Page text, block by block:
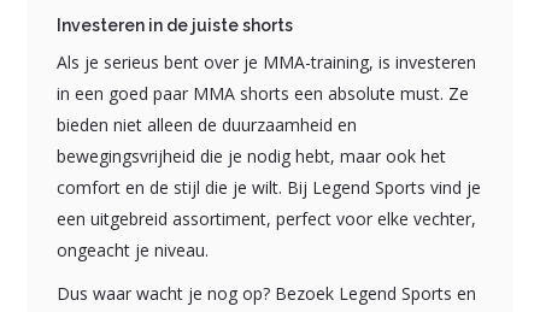
Investeren in de juiste shorts
Als je serieus bent over je MMA-training, is investeren
in een goed paar MMA shorts een absolute must. Ze
bieden niet alleen de duurzaamheid en
bewegingsvrijheid die je nodig hebt, maar ook het
comfort en de stijl die je wilt. Bij Legend Sports vind je
een uitgebreid assortiment, perfect voor elke vechter,
ongeacht je niveau.
Dus waar wacht je nog op? Bezoek Legend Sports en